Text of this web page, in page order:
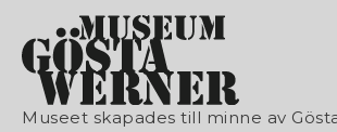
Museet skapades till minne av